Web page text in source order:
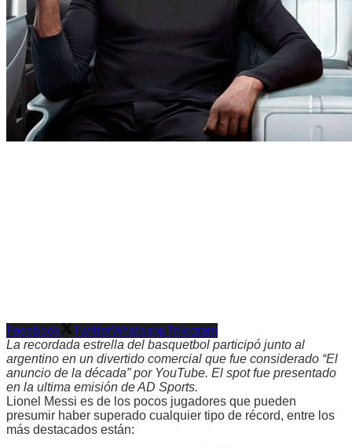
Facebook TwitterWhatsappTelegram
La recordada estrella del basquetbol participó junto al
argentino en un divertido comercial que fue considerado “El
anuncio de la década” por YouTube. El spot fue presentado
en la ultima emisión de AD Sports.
Lionel Messi es de los pocos jugadores que pueden
presumir haber superado cualquier tipo de récord, entre los
más destacados están: